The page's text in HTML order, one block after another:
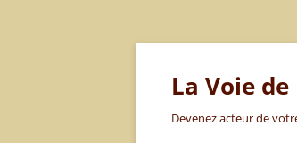
Aller
La Voie
Devenez acteur de